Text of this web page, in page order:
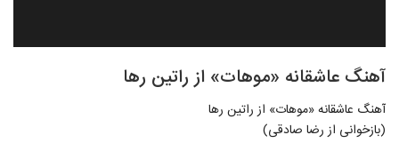
آهنگ عاشقانه «موهات» از راتین رها
آهنگ عاشقانه «موهات» از راتین رها
(بازخوانی از رضا صادقی)